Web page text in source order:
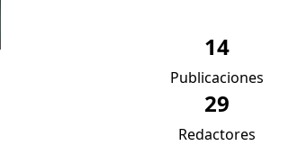
14
Publicaciones
29
Redactores